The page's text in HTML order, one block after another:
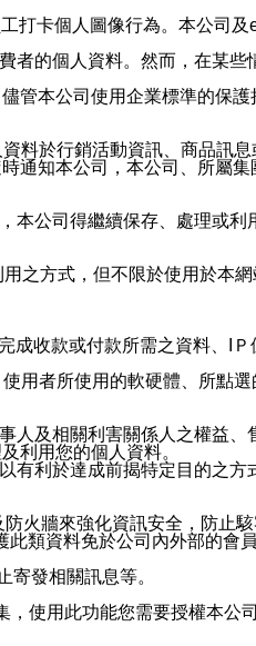
卡個人圖像行為。本公司及
者的個人資料。然而，在某
管本公司使用企業標準的保
料於行銷活動資訊、商品訊
通知本公司，本公司、所屬
公司得繼續保存、處理或利
之方式，但不限於使用於本
收款或付款所需之資料、I
用者所使用的軟硬體、所點
人及相關利害關係人之權益
利用您的個人資料。
利於達成前揭特定目的之方
火牆來強化資訊安全，防止
類資料免於公司內外部的會
發相關訊息等。
使用此功能您需要授權本公